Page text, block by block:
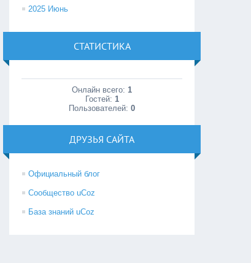
2025 Июнь
СТАТИСТИКА
Онлайн всего:1
Гостей: 1
Пользователей:0
ДРУЗЬЯ САЙТА
Официальный блог
Сообщество uCoz
База знаний uCoz